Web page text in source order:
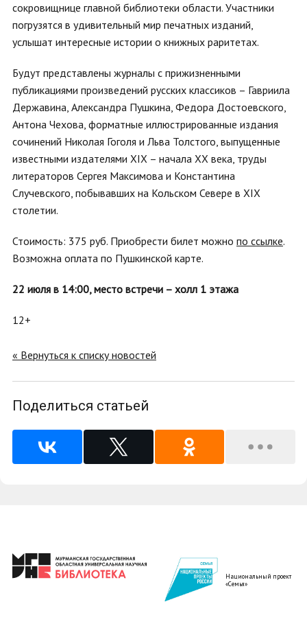
сокровищнице главной библиотеки области. Участники
погрузятся в удивительный мир печатных изданий,
услышат интересные истории о книжных раритетах.
Будут представлены журналы с прижизненными
публикациями произведений русских классиков – Гавриила
Державина, Александра Пушкина, Федора Достоевского,
Антона Чехова, форматные иллюстрированные издания
сочинений Николая Гоголя и Льва Толстого, выпущенные
известными издателями XIX – начала XX века, труды
литераторов Сергея Максимова и Константина
Случевского, побывавших на Кольском Севере в XIX
столетии.
Стоимость: 375 руб. Приобрести билет можно по ссылке.
Возможна оплата по Пушкинской карте.
22 июля в 14:00, место встречи – холл 1 этажа
12+
« Вернуться к списку новостей
Поделиться статьей
Национальный проект
«Семья»